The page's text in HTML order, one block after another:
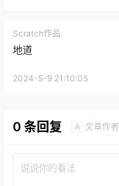
Scratch作品
地道
2024-5-9 21:10:05
0 条回复 A 文章作者